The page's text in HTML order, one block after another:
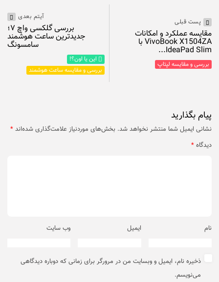
پست قبلی
مقایسه عملکرد و امکانات
VivoBook X1504ZA با
IdeaPad Slim...
بررسی و مقایسه لپتاپ
آیتم بعدی
بررسی گلکسی واچ ۷؛
جدیدترین ساعت هوشمند
سامسونگ
این یا اون؟!
بررسی و مقایسه ساعت هوشمند
پیام بگذارید
نشانی ایمیل شما منتشر نخواهد شد. بخش‌های موردنیاز علامت‌گذاری شده‌اند *
دیدگاه *
نام ایمیل وب‌ سایت
ذخیره نام، ایمیل و وبسایت من در مرورگر برای زمانی که دوباره دیدگاهی
می‌نویسم.